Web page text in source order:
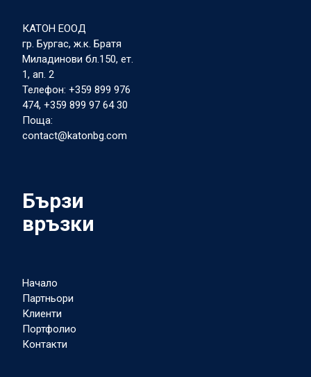
КАТОН ЕООД
гр. Бургас, ж.к. Братя
Миладинови бл.150, ет.
1, ап. 2
Телефон: +359 899 976
474, +359 899 97 64 30
Поща:
contact@katonbg.com
Бързи
връзки
Начало
Партньори
Клиенти
Портфолио
Контакти